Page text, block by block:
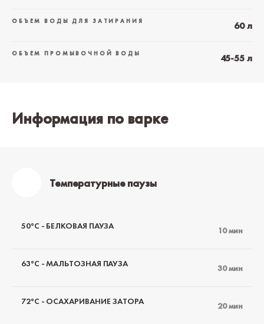
ОБЪЕМ ВОДЫ ДЛЯ ЗАТИРАНИЯ 60 л
ОБЪЕМ ПРОМЫВОЧНОЙ ВОДЫ 45-55 л
Информация по варке
Температурные паузы
50°C - БЕЛКОВАЯ ПАУЗА 10 мин
63°C - МАЛЬТОЗНАЯ ПАУЗА 30 мин
72°C - ОСАХАРИВАНИЕ ЗАТОРА 20 мин